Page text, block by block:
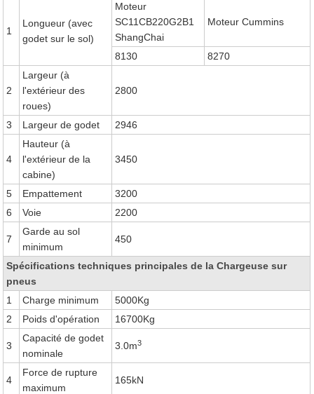
1
Longueur (avec
godet sur le sol)
Moteur
SC11CB220G2B1
ShangChai
Moteur Cummins
8130 8270
2
Largeur (à
l'extérieur des
roues)
2800
3 Largeur de godet 2946
4
Hauteur (à
l'extérieur de la
cabine)
3450
5 Empattement
3200
6
Voie 2200
7
Garde au sol
minimum
450
Spécifications techniques principales de la Chargeuse sur
pneus
1
Charge minimum
5000Kg
2
Poids d'opération 16700Kg
3
Capacité de godet
nominale
3.0m3
4
Force de rupture
maximum
165kN